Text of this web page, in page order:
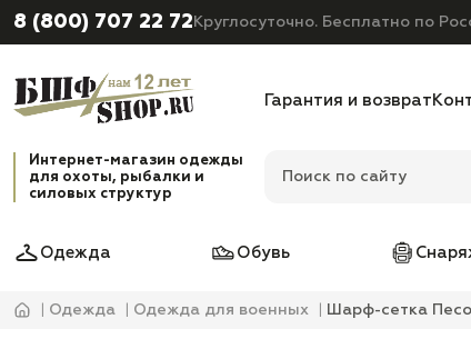
8 (800) 707 22 72 Круглосуточно. Бесплатно по
Гарантия и возврат
Интернет-магазин одежды
для охоты, рыбалки и
силовых структур
Одежда Обувь
Одежда Одежда для военных Шарф-сетка